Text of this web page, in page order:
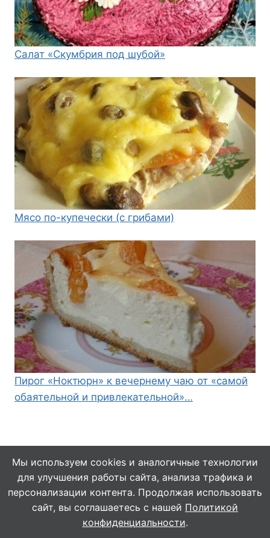
Салат «Скумбрия под шубой»
Мясо по-купечески (с грибами)
Пирог «Ноктюрн» к вечернему чаю от «самой
обаятельной и привлекательной»…
© 2026 Кулинарушка - Вкусные Рецепты
Мы используем cookies и аналогичные технологии
для улучшения работы сайта, анализа трафика и
персонализации контента. Продолжая использовать
сайт, вы соглашаетесь с нашей Политикой
конфиденциальности.